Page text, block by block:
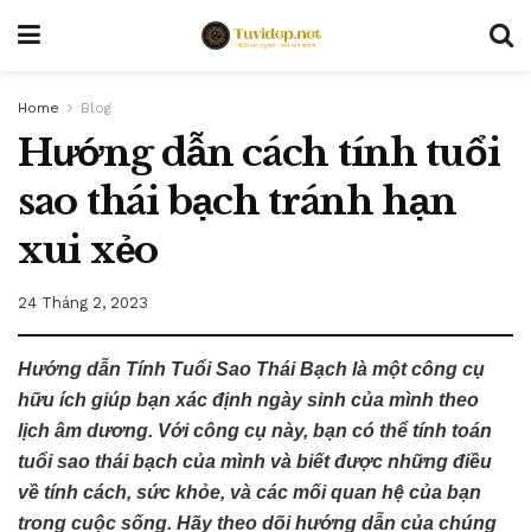
Home Blog
Hướng dẫn cách tính tuổi
sao thái bạch tránh hạn
xui xẻo
24 Tháng 2, 2023
Hướng dẫn Tính Tuổi Sao Thái Bạch là một công cụ
hữu ích giúp bạn xác định ngày sinh của mình theo
lịch âm dương. Với công cụ này, bạn có thể tính toán
tuổi sao thái bạch của mình và biết được những điều
về tính cách, sức khỏe, và các mối quan hệ của bạn
trong cuộc sống. Hãy theo dõi hướng dẫn của chúng